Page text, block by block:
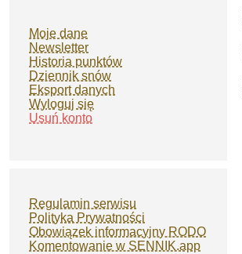
Moje dane
Newsletter
Historia punktów
Dziennik snów
Eksport danych
Wyloguj się
Usuń konto
Regulamin serwisu
Polityka Prywatności
Obowiązek informacyjny RODO
Komentowanie w SENNIK.app